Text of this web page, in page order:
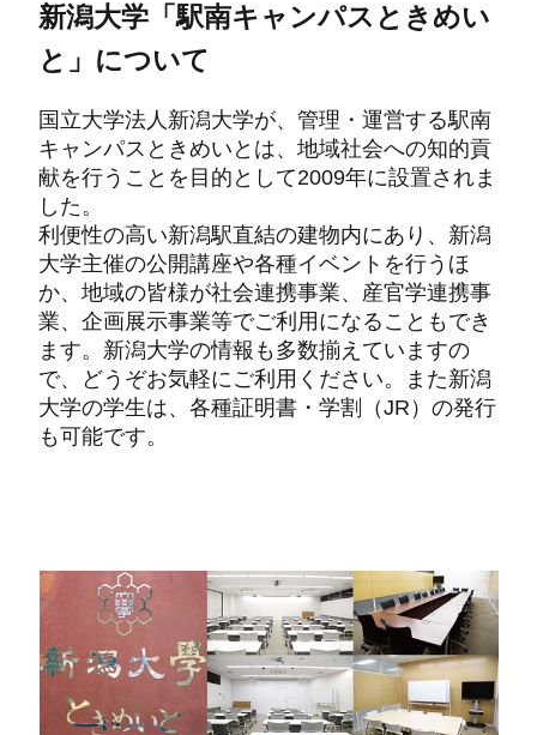
新潟大学「駅南キャンパスときめい
と」について
国立大学法人新潟大学が、管理・運営する駅南
キャンパスときめいとは、地域社会への知的貢
献を行うことを目的として2009年に設置されま
した。
利便性の高い新潟駅直結の建物内にあり、新潟
大学主催の公開講座や各種イベントを行うほ
か、地域の皆様が社会連携事業、産官学連携事
業、企画展示事業等でご利用になることもでき
ます。新潟大学の情報も多数揃えていますの
で、どうぞお気軽にご利用ください。また新潟
大学の学生は、各種証明書・学割（JR）の発行
も可能です。